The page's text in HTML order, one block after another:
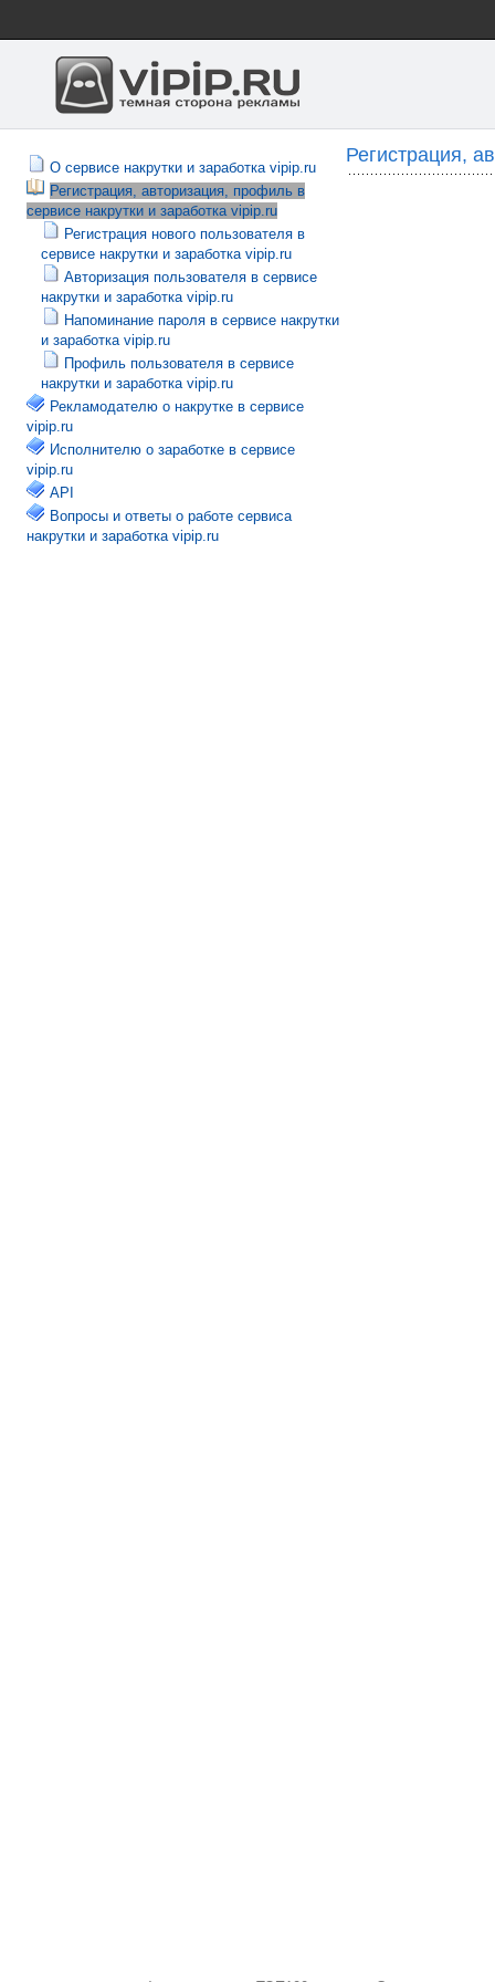
О сервисе накрутки и заработка vipip.ru
Регистрация, авторизация, профиль в
сервисе накрутки и заработка vipip.ru
Регистрация нового пользователя в
сервисе накрутки и заработка vipip.ru
Авторизация пользователя в сервисе
накрутки и заработка vipip.ru
Напоминание пароля в сервисе накрутки
и заработка vipip.ru
Профиль пользователя в сервисе
накрутки и заработка vipip.ru
Рекламодателю о накрутке в сервисе
vipip.ru
Исполнителю о заработке в сервисе
vipip.ru
API
Вопросы и ответы о работе сервиса
накрутки и заработка vipip.ru
Регистрация,